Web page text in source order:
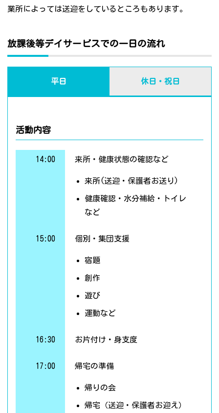
業所によっては送迎をしているところもあります。
放課後等デイサービスでの一日の流れ
平日 休日・祝日
活動内容
14:00 来所・健康状態の確認など
来所(送迎・保護者お送り)
健康確認・水分補給・トイレ
など
15:00 個別・集団支援
宿題
創作
遊び
運動など
16:30 お片付け・身支度
17:00 帰宅の準備
帰りの会
帰宅（送迎・保護者お迎え）